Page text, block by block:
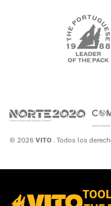
© 2026 VITO . Todos los